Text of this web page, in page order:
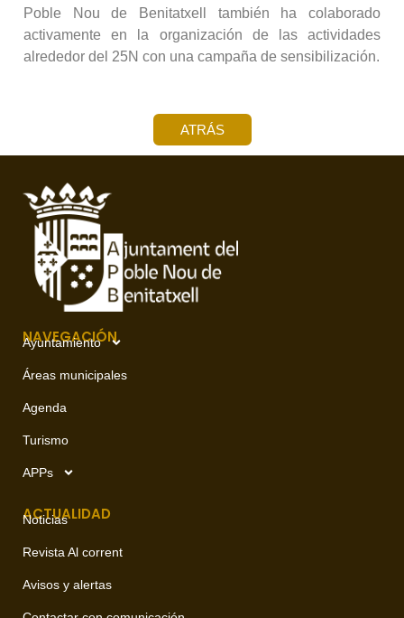
Poble Nou de Benitatxell también ha colaborado
activamente en la organización de las actividades
alrededor del 25N con una campaña de sensibilización.
ATRÁS
NAVEGACIÓN
Ayuntamiento
Áreas municipales
Agenda
Turismo
APPs
ACTUALIDAD
Noticias
Revista Al corrent
Avisos y alertas